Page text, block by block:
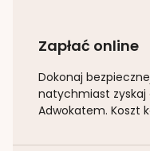
Zapłać online
Dokonaj
natychmiast zyskaj
Adwokatem. Koszt